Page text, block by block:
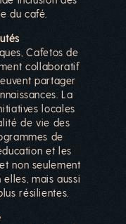
du café.
Cafetos de
collaboratif
partager
La
locales
de vie des
de
et les
non seulement
mais aussi
résilientes.